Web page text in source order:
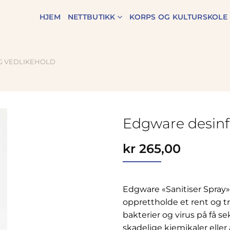
HJEM NETTBUTIKK KORPS OG KULTURSKOLE
VEDLIKEHOLD
Edgware
kr 265,00
Edgware «Sanitiser
opprettholde et rent og
bakterier og virus på få
skadelige kjemikaler